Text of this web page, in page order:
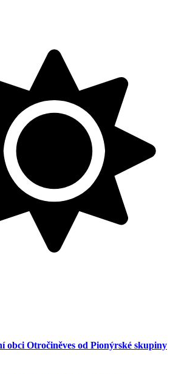
obci Otročiněves od Pionýrské skupiny